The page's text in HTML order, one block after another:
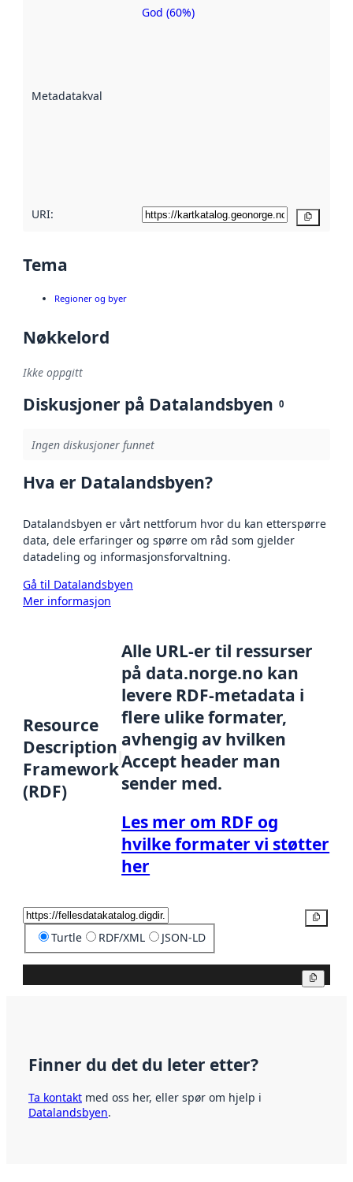
Metadatakvalitet
Metadatakvalitet
God (60%)
URI:
Tema
Regioner og byer
Nøkkelord
Ikke oppgitt
Diskusjoner på Datalandsbyen 0
Ingen diskusjoner funnet
Hva er Datalandsbyen?
Datalandsbyen er vårt nettforum hvor du kan etterspørre
data, dele erfaringer og spørre om råd som gjelder
datadeling og informasjonsforvaltning.
Gå til Datalandsbyen
Mer informasjon
Resource
Description
Framework
(RDF)
Alle URL-er til ressurser
på data.norge.no kan
levere RDF-metadata i
flere ulike formater,
avhengig av hvilken
Accept header man
sender med.
Les mer om RDF og
hvilke formater vi støtter
her
Turtle RDF/XML JSON-LD
Finner du det du leter etter?
Ta kontakt med oss her, eller spør om hjelp i
Datalandsbyen.